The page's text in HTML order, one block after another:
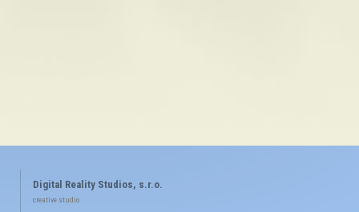
Digital Reality Studios, s.r.o.
creative studio